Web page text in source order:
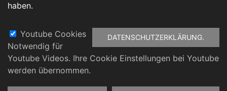
EUTB
FußbereichBarrierefreiheitserklärung
haben.
DATENSCHUTZERKLÄRUNG.
Youtube Cookies
Notwendig für
Youtube Videos. Ihre Cookie Einstellungen bei Youtube
werden übernommen.